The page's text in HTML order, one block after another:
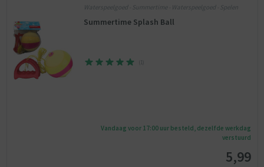
Waterspeelgoed - Summertime - Waterspeelgoed - Spelen
Summertime Splash Ball
1
Vandaag voor 17:00 uur besteld, dezelfde werkdag
verstuurd
5,99